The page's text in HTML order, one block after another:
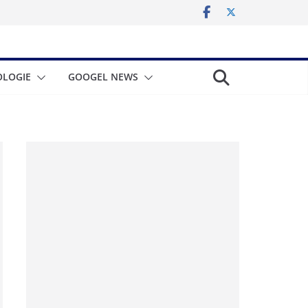
GOOGEL NEWS